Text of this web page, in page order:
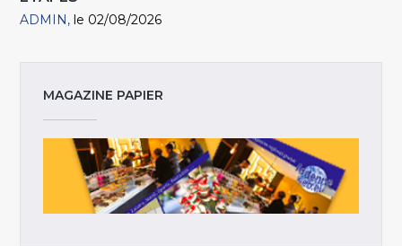
ADMIN le 02/08/2026
MAGAZINE PAPIER